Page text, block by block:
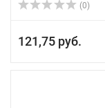
(0)
121,75 руб.